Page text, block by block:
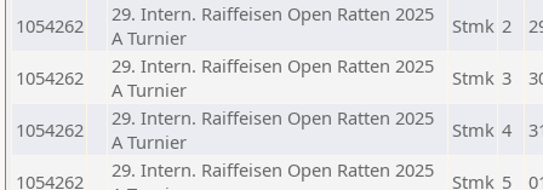
1054262
29. Intern. Raiffeisen Open Ratten 2025
A Turnier
Stmk 2
1054262
29. Intern. Raiffeisen Open Ratten 2025
A Turnier
Stmk 3
1054262
29. Intern. Raiffeisen Open Ratten 2025
A Turnier
Stmk 4
1054262
29. Intern. Raiffeisen Open Ratten 2025
Stmk 5